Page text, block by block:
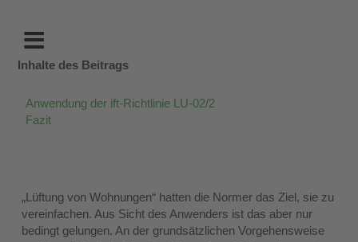
Inhalte des Beitrags
Anwendung der ift-Richtlinie LU-02/2
Fazit
„Lüftung von Wohnungen“ hatten die Normer das Ziel, sie zu
vereinfachen. Aus Sicht des Anwenders ist das aber nur
bedingt gelungen. An der grundsätzlichen Vorgehensweise